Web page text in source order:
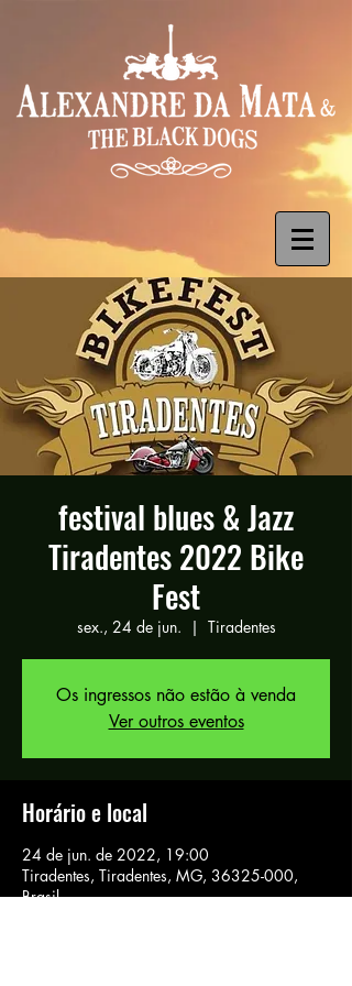
festival blues & Jazz
Tiradentes 2022 Bike
Fest
sex., 24 de jun.
  |
Tiradentes
Os ingressos não estão à venda
Ver outros eventos
Horário e local
24 de jun. de 2022, 19:00
Tiradentes, Tiradentes, MG, 36325-000,
Brasil